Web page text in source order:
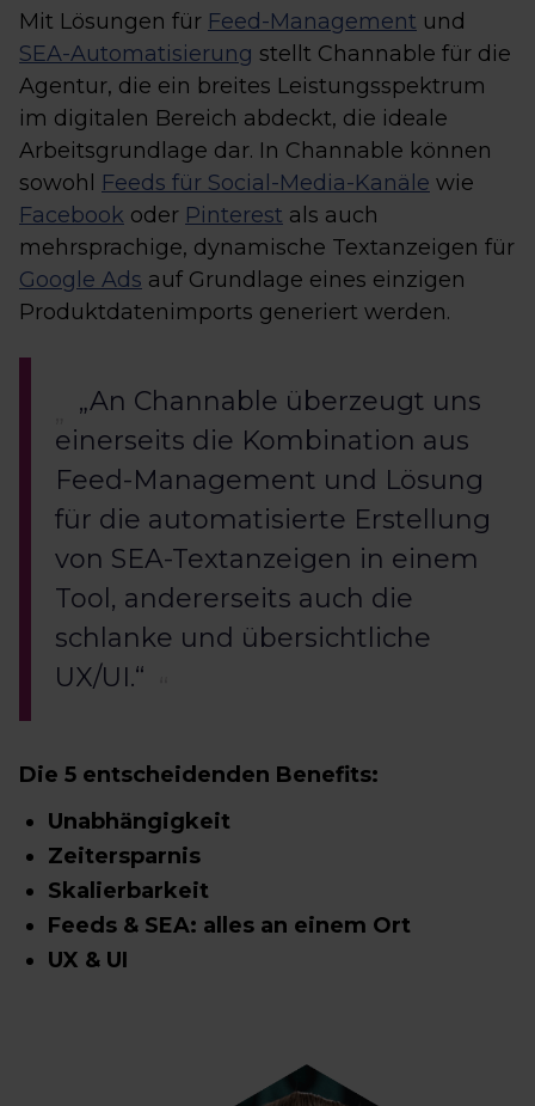
Mit Lösungen für Feed-Management und
SEA-Automatisierung stellt Channable für die
Agentur, die ein breites Leistungsspektrum
im digitalen Bereich abdeckt, die ideale
Arbeitsgrundlage dar. In Channable können
sowohl Feeds für Social-Media-Kanäle wie
Facebook oder Pinterest als auch
mehrsprachige, dynamische Textanzeigen für
Google Ads auf Grundlage eines einzigen
Produktdatenimports generiert werden.
„An Channable überzeugt uns
einerseits die Kombination aus
Feed-Management und Lösung
für die automatisierte Erstellung
von SEA-Textanzeigen in einem
Tool, andererseits auch die
schlanke und übersichtliche
UX/UI.“
Die 5 entscheidenden Benefits:
Unabhängigkeit
Zeitersparnis
Skalierbarkeit
Feeds & SEA: alles an einem Ort
UX & UI